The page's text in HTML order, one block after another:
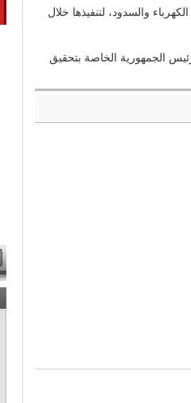
من وزارة الكهرباء والسدود، لتنفيذها خلال
الجمهورية الخاصة بتحقيق